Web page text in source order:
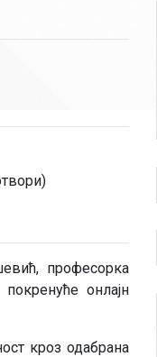
професорка
онлајн
кроз одабрана